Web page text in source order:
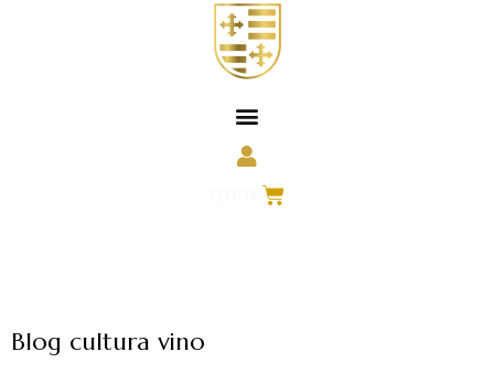
Blog cultura vino